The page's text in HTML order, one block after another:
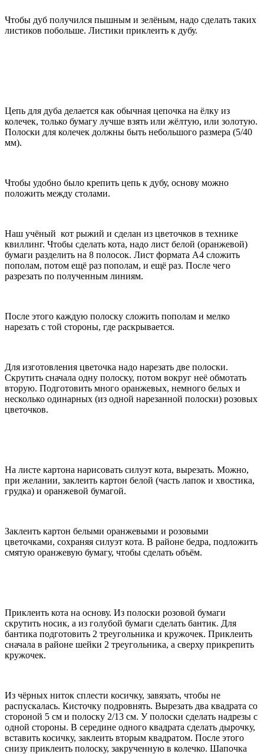
Чтобы дуб получился пышным и зелёным, надо сделать таких
листиков побольше. Листики приклеить к дубу.
Цепь для дуба делается как обычная цепочка на ёлку из
колечек, только бумагу лучше взять или жёлтую, или золотую.
Полоски для колечек должны быть небольшого размера (5/40
мм).
Чтобы удобно было крепить цепь к дубу, основу можно
положить между столами.
Наш учёный кот рыжий и сделан из цветочков в технике
квиллинг. Чтобы сделать кота, надо лист белой (оранжевой)
бумаги разделить на 8 полосок. Лист формата А4 сложить
пополам, потом ещё раз пополам, и ещё раз. После чего
разрезать по полученным линиям.
После этого каждую полоску сложить пополам и мелко
нарезать с той стороны, где раскрывается.
Для изготовления цветочка надо нарезать две полоски.
Скрутить сначала одну полоску, потом вокруг неё обмотать
вторую. Подготовить много оранжевых, немного белых и
несколько одинарных (из одной нарезанной полоски) розовых
цветочков.
На листе картона нарисовать силуэт кота, вырезать. Можно,
при желании, заклеить картон белой (часть лапок и хвостика,
грудка) и оранжевой бумагой.
Заклеить картон белыми оранжевыми и розовыми
цветочками, сохраняя силуэт кота. В районе бедра, подложить
смятую оранжевую бумагу, чтобы сделать объём.
Приклеить кота на основу. Из полоски розовой бумаги
скрутить носик, а из голубой бумаги сделать бантик. Для
бантика подготовить 2 треугольника и кружочек. Приклеить
сначала в районе шейки 2 треугольника, а сверху прикрепить
кружочек.
Из чёрных ниток сплести косичку, завязать, чтобы не
распускалась. Кисточку подровнять. Вырезать два квадрата со
стороной 5 см и полоску 2/13 см. У полоски сделать надрезы с
одной стороны. В середине одного квадрата сделать дырочку,
вставить косичку, заклеить вторым квадратом. После этого
снизу приклеить полоску, закрученную в колечко. Шапочка